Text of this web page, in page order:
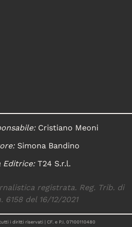
Cristiano Meoni
Simona Bandino
Editrice:T24 S.r.l.
registrata. Reg. Trib. di
6158 del 16/12/2021
i diritti riservati | CF. e P.I. 07100110480